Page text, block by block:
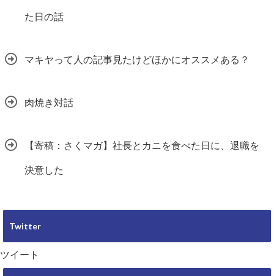
た日の話
マキヤって人の記事見たけどほかにオススメある？
肉焼き対話
【寄稿：さくマガ】社長とカニを食べた日に、退職を
決意した
Twitter
ツイート